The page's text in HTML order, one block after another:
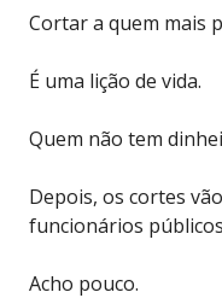
Cortar a quem mais
É uma lição de vida.
Quem não tem
Depois, os cortes
funcionários
Acho pouco.